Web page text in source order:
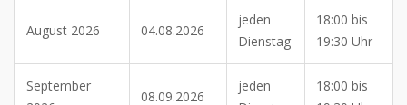
August 2026 04.08.2026
jeden
Dienstag
18:00 bis
19:30 Uhr
September
08.09.2026
jeden
18:00 bis